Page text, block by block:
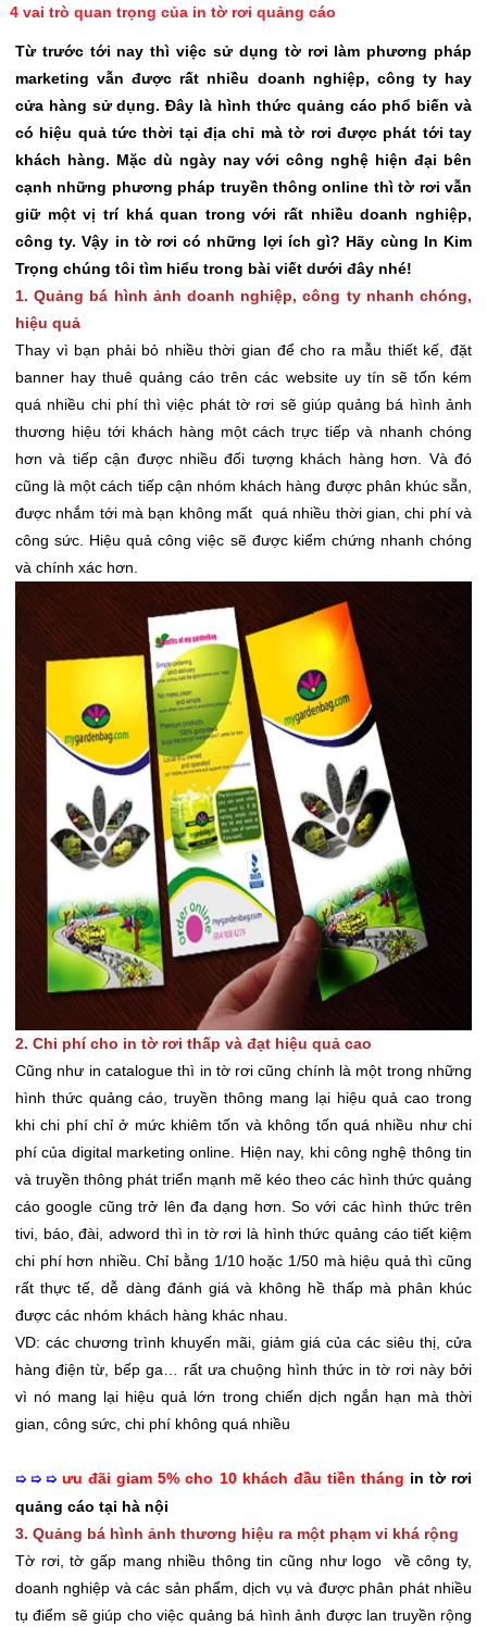
4 vai trò quan trọng của in tờ rơi quảng cáo
Từ trước tới nay thì việc sử dụng tờ rơi làm phương pháp
marketing vẫn được rất nhiều doanh nghiệp, công ty hay
cửa hàng sử dụng. Đây là hình thức quảng cáo phổ biến và
có hiệu quả tức thời tại địa chỉ mà tờ rơi được phát tới tay
khách hàng. Mặc dù ngày nay với công nghệ hiện đại bên
cạnh những phương pháp truyền thông online thì tờ rơi vẫn
giữ một vị trí khá quan trong với rất nhiều doanh nghiệp,
công ty. Vậy in tờ rơi có những lợi ích gì? Hãy cùng In Kim
Trọng chúng tôi tìm hiểu trong bài viết dưới đây nhé!
1. Quảng bá hình ảnh doanh nghiệp, công ty nhanh chóng,
hiệu quả
Thay vì bạn phải bỏ nhiều thời gian để cho ra mẫu thiết kế, đặt
banner hay thuê quảng cáo trên các website uy tín sẽ tốn kém
quá nhiều chi phí thì việc phát tờ rơi sẽ giúp quảng bá hình ảnh
thương hiệu tới khách hàng một cách trực tiếp và nhanh chóng
hơn và tiếp cận được nhiều đối tượng khách hàng hơn. Và đó
cũng là một cách tiếp cận nhóm khách hàng được phân khúc sẵn,
được nhắm tới mà bạn không mất quá nhiều thời gian, chi phí và
công sức. Hiệu quả công việc sẽ được kiểm chứng nhanh chóng
và chính xác hơn.
2. Chi phí cho in tờ rơi thấp và đạt hiệu quả cao
Cũng như in catalogue thì in tờ rơi cũng chính là một trong những
hình thức quảng cáo, truyền thông mang lại hiệu quả cao trong
khi chi phí chỉ ở mức khiêm tốn và không tốn quá nhiều như chi
phí của digital marketing online. Hiện nay, khi công nghệ thông tin
và truyền thông phát triển mạnh mẽ kéo theo các hình thức quảng
cáo google cũng trở lên đa dạng hơn. So với các hình thức trên
tivi, báo, đài, adword thì in tờ rơi là hình thức quảng cáo tiết kiệm
chi phí hơn nhiều. Chỉ bằng 1/10 hoặc 1/50 mà hiệu quả thì cũng
rất thực tế, dễ dàng đánh giá và không hề thấp mà phân khúc
được các nhóm khách hàng khác nhau.
VD: các chương trình khuyến mãi, giảm giá của các siêu thị, cửa
hàng điện từ, bếp ga… rất ưa chuộng hình thức in tờ rơi này bởi
vì nó mang lại hiệu quả lớn trong chiến dịch ngắn hạn mà thời
gian, công sức, chi phí không quá nhiều
➯ ➯ ➯ ưu đãi giam 5% cho 10 khách đầu tiền tháng in tờ rơi
quảng cáo tại hà nội
3. Quảng bá hình ảnh thương hiệu ra một phạm vi khá rộng
Tờ rơi, tờ gấp mang nhiều thông tin cũng như logo về công ty,
doanh nghiệp và các sản phẩm, dịch vụ và được phân phát nhiều
tụ điểm sẽ giúp cho việc quảng bá hình ảnh được lan truyền rộng